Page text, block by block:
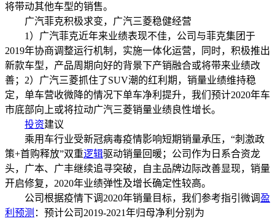
将带动其他车型的销售。
广汽菲克积极求变，广汽三菱稳健经营
1）广汽菲克近年来业绩表现不佳，公司与菲克集团于
2019年协商调整运行机制，实施一体化运营，同时，积极推出
新款车型，产品周期向好的背景下产销融合或将带来业绩改
善；2）广汽三菱抓住了SUV潮的红利期，销量业绩维持稳
定，单车营收微降的情况下单车净利提升，我们预计2020年车
市底部向上或将拉动广汽三菱销量业绩良性增长。
投资建议
乘用车行业受新冠病毒疫情影响短期销量承压，“刺激政
策+首购释放”双重逻辑驱动销量回暖；公司作为日系合资龙
头，广本、广丰继续追寻突破，自主品牌边际改善显现，销量
开启修复，2020年业绩弹性及增长确定性较高。
公司根据疫情下调2020年销量目标，我们参考指引微调盈
利预测 ：预计公司2019-2021年归母净利分别为